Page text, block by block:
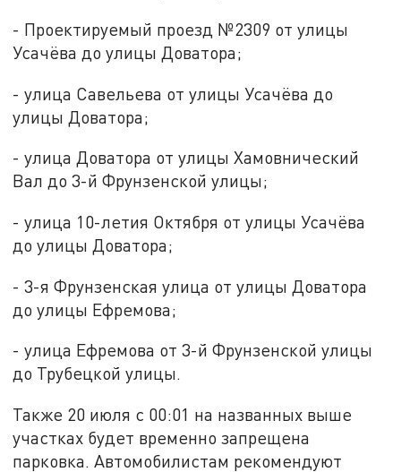
- Проектируемый проезд №2309 от улицы
Усачёва до улицы Доватора;
- улица Савельева от улицы Усачёва до
улицы Доватора;
- улица Доватора от улицы Хамовнический
Вал до 3-й Фрунзенской улицы;
- улица 10-летия Октября от улицы Усачёва
до улицы Доватора;
- 3-я Фрунзенская улица от улицы Доватора
до улицы Ефремова;
- улица Ефремова от 3-й Фрунзенской улицы
до Трубецкой улицы.
Также 20 июля с 00:01 на названных выше
участках будет временно запрещена
парковка. Автомобилистам рекомендуют